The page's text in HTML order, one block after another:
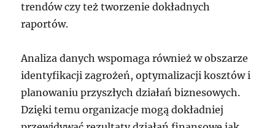
trendów czy też tworzenie dokładnych
raportów.
Analiza danych wspomaga również w obszarze
identyfikacji zagrożeń, optymalizacji kosztów i
planowaniu przyszłych działań biznesowych.
Dzięki temu organizacje mogą dokładniej